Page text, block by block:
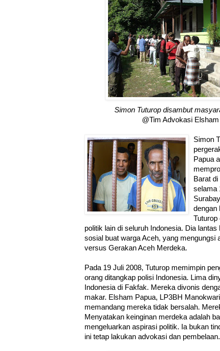
Simon Tuturop disambut
@Tim Advokasi
Simon
Papua
Barat
selama
dengan
Tuturop
politik lain di seluruh Indonesia. Dia
sosial buat warga Aceh, yang mengungsi
versus Gerakan Aceh Merdeka.
Pada 19 Juli 2008, Tuturop memimpin
orang ditangkap polisi Indonesia. Lima
Indonesia di Fakfak. Mereka divonis
makar. Elsham Papua, LP3BH
memandang mereka tidak bersalah.
Menyatakan keinginan merdeka adalah
mengeluarkan aspirasi politik. Ia bukan
ini tetap lakukan advokasi dan pembelaan.